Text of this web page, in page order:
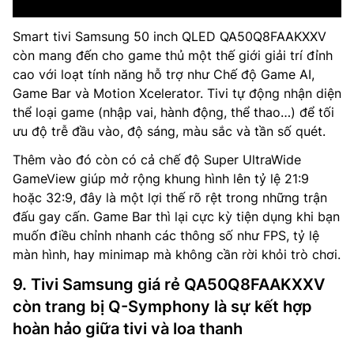
Smart tivi Samsung 50 inch QLED QA50Q8FAAKXXV
còn mang đến cho game thủ một thế giới giải trí đỉnh
cao với loạt tính năng hỗ trợ như Chế độ Game AI,
Game Bar và Motion Xcelerator. Tivi tự động nhận diện
thể loại game (nhập vai, hành động, thể thao…) để tối
ưu độ trễ đầu vào, độ sáng, màu sắc và tần số quét.
Thêm vào đó còn có cả chế độ Super UltraWide
GameView giúp mở rộng khung hình lên tỷ lệ 21:9
hoặc 32:9, đây là một lợi thế rõ rệt trong những trận
đấu gay cấn. Game Bar thì lại cực kỳ tiện dụng khi bạn
muốn điều chỉnh nhanh các thông số như FPS, tỷ lệ
màn hình, hay minimap mà không cần rời khỏi trò chơi.
9. Tivi Samsung giá rẻ QA50Q8FAAKXXV
còn trang bị Q-Symphony là sự kết hợp
hoàn hảo giữa tivi và loa thanh